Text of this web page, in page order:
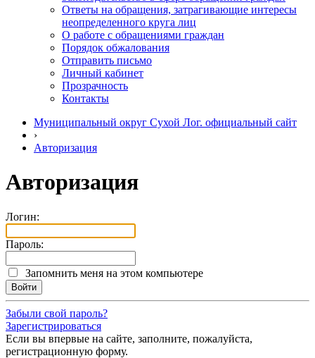
Ответы на обращения, затрагивающие интересы
неопределенного круга лиц
О работе с обращениями граждан
Порядок обжалования
Отправить письмо
Личный кабинет
Прозрачность
Контакты
Муниципальный округ Сухой Лог. официальный сайт
›
Авторизация
Авторизация
Логин:
Пароль:
Запомнить меня на этом компьютере
Забыли свой пароль?
Зарегистрироваться
Если вы впервые на сайте, заполните, пожалуйста,
регистрационную форму.